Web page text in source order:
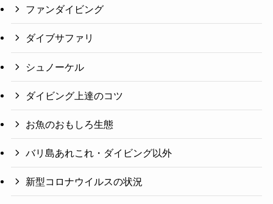
ファンダイビング
ダイブサファリ
シュノーケル
ダイビング上達のコツ
お魚のおもしろ生態
バリ島あれこれ・ダイビング以外
新型コロナウイルスの状況